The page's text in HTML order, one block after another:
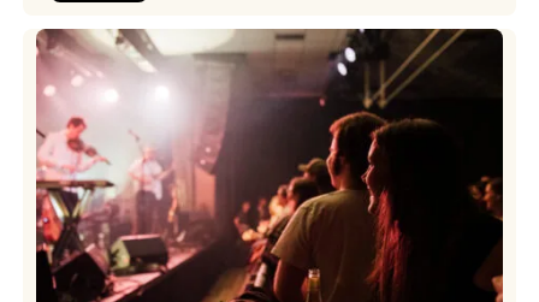
2025
–
joledag